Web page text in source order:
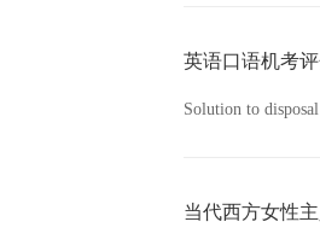
英语口语机考
Solution to
当代西方女性